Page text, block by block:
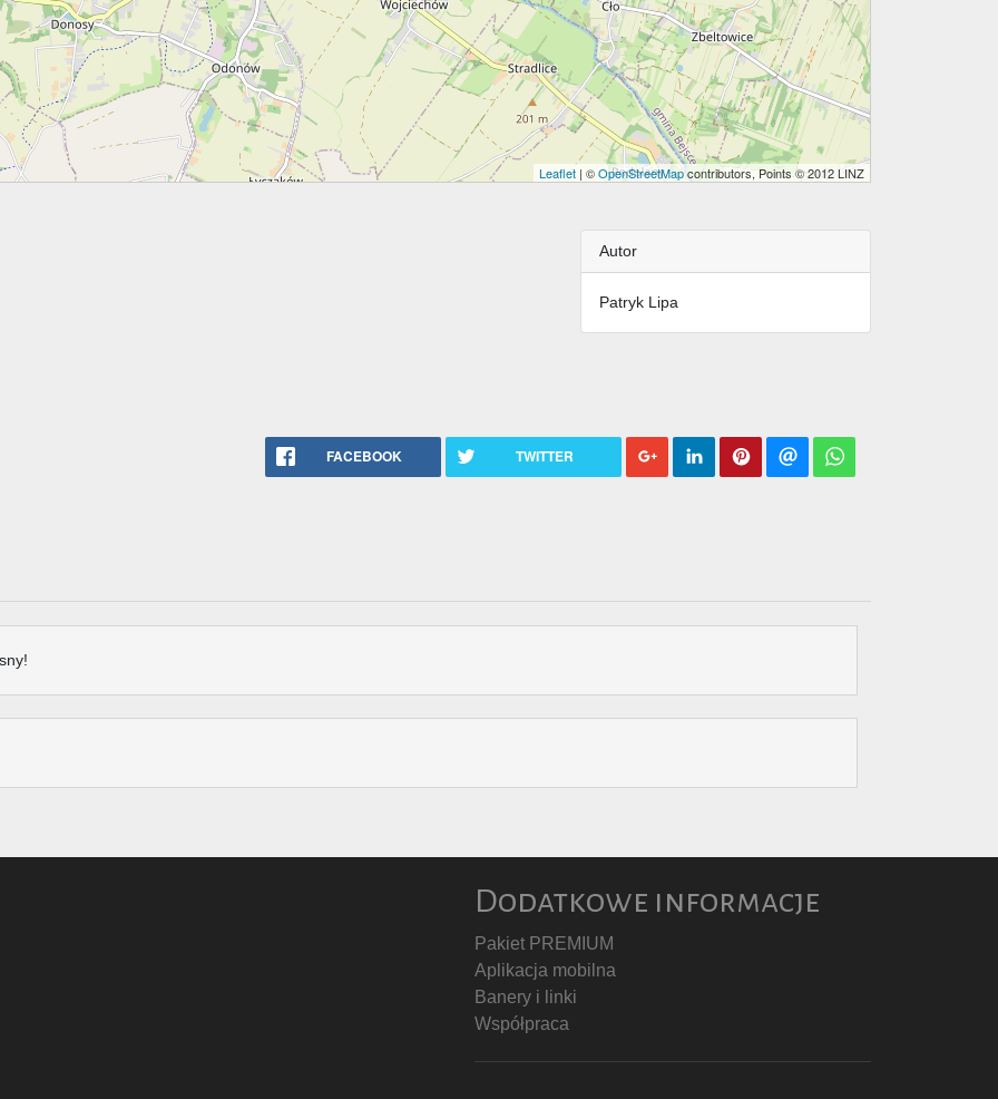
Leaflet | ©OpenStreetMapcontributors, Points © 2012 LINZ
Autor
Patryk Lipa
FACEBOOK TWITTER
Dodatkowe informacje
Pakiet PREMIUM
Aplikacja mobilna
Banery i linki
Współpraca